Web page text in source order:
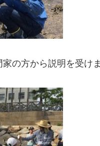
の方から説明を受け